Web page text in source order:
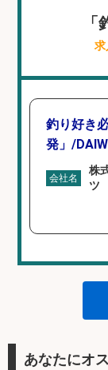
求
釣り好き
発」/
会社名
株
ツ
あなたにオ